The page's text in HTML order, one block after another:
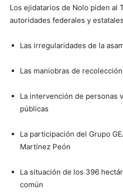
Los ejidatarios de Nolo piden al
autoridades federales y
Las irregularidades de la
Las maniobras de
La intervención de personas
públicas
La participación del Grupo
Martínez Peón
La situación de los 396
común